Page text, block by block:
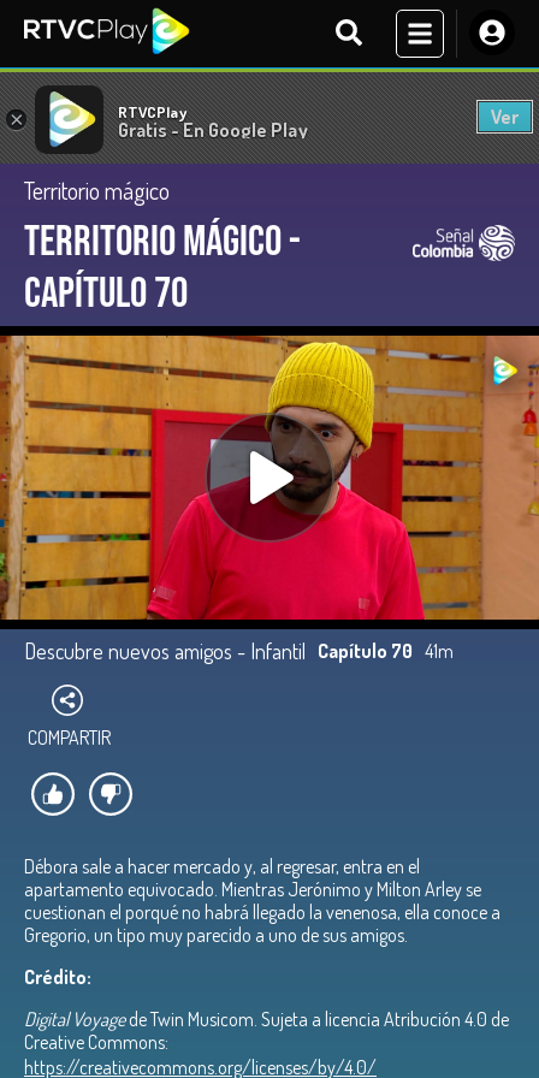
× RTVCPlay
Gratis - En Google Play
Ver
Territorio mágico
Territorio Mágico -
Capítulo 70
Descubre nuevos amigos - Infantil Capítulo 70 41m
COMPARTIR
Débora sale a hacer mercado y, al regresar, entra en el
apartamento equivocado. Mientras Jerónimo y Milton Arley se
cuestionan el porqué no habrá llegado la venenosa, ella conoce a
Gregorio, un tipo muy parecido a uno de sus amigos.
Crédito:
Digital Voyagede Twin Musicom. Sujeta a licencia Atribución 4.0 de
Creative Commons:
https://creativecommons.org/licenses/by/4.0/